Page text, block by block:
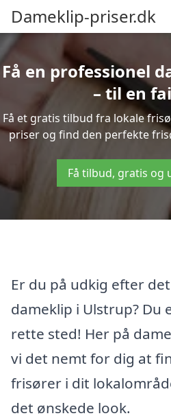
Dameklip-priser.dk
Få en professionel
– til en
Få et gratis tilbud fra lokale
priser og find den perfekte
Få tilbud, gratis og
Er du på udkig efter
dameklip i Ulstrup? Du
rette sted! Her på
vi det nemt for dig at
frisører i dit
det ønskede look.